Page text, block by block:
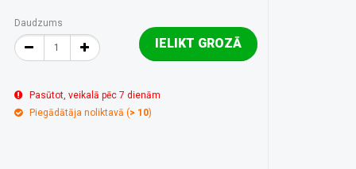
Daudzums
IELIKT GROZĀ
Pasūtot, veikalā pēc 7 dienām
Piegādātāja noliktavā (> 10)